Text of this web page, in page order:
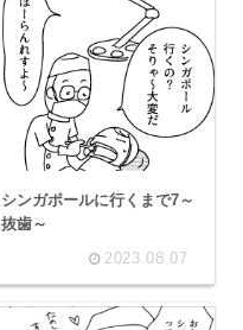
シンガポールに行くまで7～
抜歯～
2023.08.07